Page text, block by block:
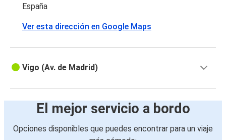
España
Ver esta dirección en Google Maps
Vigo (Av. de Madrid)
El mejor servicio a bordo
Opciones disponibles que puedes encontrar para un viaje